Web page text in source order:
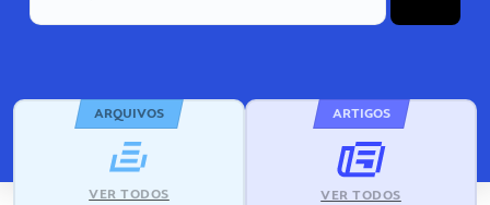
ARQUIVOS
VER TODOS
ARTIGOS
VER TODOS